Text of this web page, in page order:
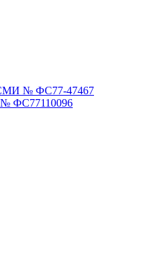
СМИ № ФС77-47467
ФС77110096